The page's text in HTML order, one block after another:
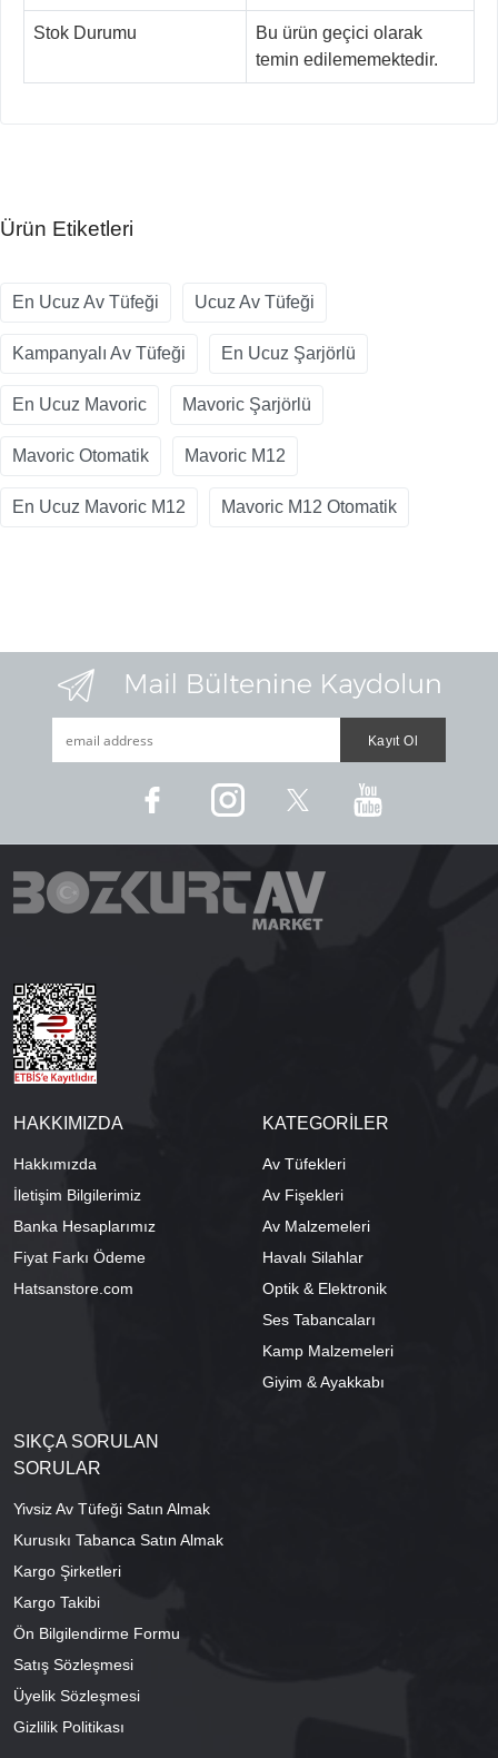
Stok Durumu
Bu ürün geçici olarak
temin edilememektedir.
Ürün Etiketleri
En Ucuz Av Tüfeği Ucuz Av Tüfeği
Kampanyalı Av Tüfeği En Ucuz Şarjörlü
En Ucuz Mavoric Mavoric Şarjörlü
Mavoric Otomatik Mavoric M12
En Ucuz Mavoric M12 Mavoric M12 Otomatik
HAKKIMIZDA
Hakkımızda
İletişim Bilgilerimiz
Banka Hesaplarımız
Fiyat Farkı Ödeme
Hatsanstore.com
KATEGORİLER
Av Tüfekleri
Av Fişekleri
Av Malzemeleri
Havalı Silahlar
Optik & Elektronik
Ses Tabancaları
Kamp Malzemeleri
Giyim & Ayakkabı
SIKÇA SORULAN
SORULAR
Yivsiz Av Tüfeği Satın Almak
Kurusıkı Tabanca Satın Almak
Kargo Şirketleri
Kargo Takibi
Ön Bilgilendirme Formu
Satış Sözleşmesi
Üyelik Sözleşmesi
Gizlilik Politikası